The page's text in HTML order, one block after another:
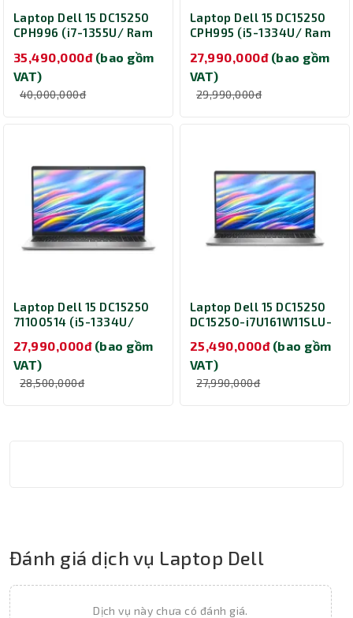
Laptop Dell 15 DC15250
CPH996 (i7-1355U/ Ram
11 Home/ Office Home
2024/ Microsoft 365
Basic 1Y/ 2Y/ Bạc)
35,490,000đ (bao gồm
VAT)
40,000,000đ
Laptop Dell 15 DC15250
CPH995 (i5-1334U/ Ram
Windows 11 Home/
Office Home 2024/ 15
inch/ 2Y/ Bạc)
27,990,000đ (bao gồm
VAT)
29,990,000đ
Laptop Dell 15 DC15250
71100514 (i5-1334U/
Windows 11 Home/
Office Home 2024/
Microsoft 365 Basic 1Y/
27,990,000đ (bao gồm
VAT)
28,500,000đ
Laptop Dell 15 DC15250
DC15250-i7U161W11SLU-
SSD 1TB/ Windows 11
Home/ Office Home
2024/ Microsoft 365
25,490,000đ (bao gồm
VAT)
27,990,000đ
Đánh giá dịch vụ Laptop Dell
Dịch vụ này chưa có đánh giá.